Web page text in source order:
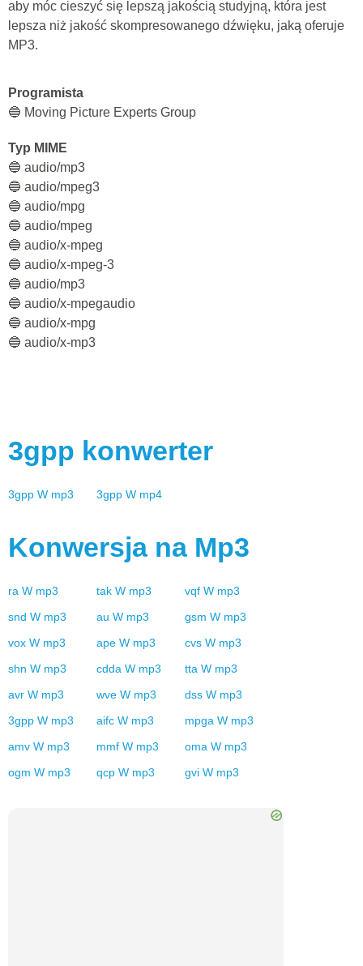
aby móc cieszyć się lepszą jakością studyjną, która jest
lepsza niż jakość skompresowanego dźwięku, jaką oferuje
MP3.
Programista
🔵 Moving Picture Experts Group
Typ MIME
🔵 audio/mp3
🔵 audio/mpeg3
🔵 audio/mpg
🔵 audio/mpeg
🔵 audio/x-mpeg
🔵 audio/x-mpeg-3
🔵 audio/mp3
🔵 audio/x-mpegaudio
🔵 audio/x-mpg
🔵 audio/x-mp3
3gpp konwerter
3gpp W mp3 3gpp W mp4
Konwersja na Mp3
ra W mp3 tak W mp3 vqf W mp3
snd W mp3 au W mp3 gsm W mp3
vox W mp3 ape W mp3 cvs W mp3
shn W mp3 cdda W mp3 tta W mp3
avr W mp3 wve W mp3 dss W mp3
3gpp W mp3 aifc W mp3 mpga W mp3
amv W mp3 mmf W mp3 oma W mp3
ogm W mp3 qcp W mp3 gvi W mp3